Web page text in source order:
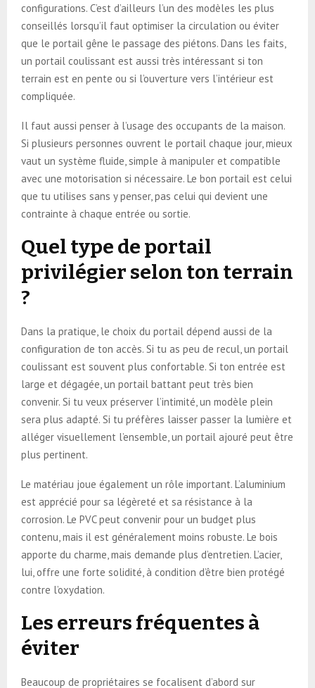
configurations. C’est d’ailleurs l’un des modèles les plus
conseillés lorsqu’il faut optimiser la circulation ou éviter
que le portail gêne le passage des piétons. Dans les faits,
un portail coulissant est aussi très intéressant si ton
terrain est en pente ou si l’ouverture vers l’intérieur est
compliquée.
Il faut aussi penser à l’usage des occupants de la maison.
Si plusieurs personnes ouvrent le portail chaque jour, mieux
vaut un système fluide, simple à manipuler et compatible
avec une motorisation si nécessaire. Le bon portail est celui
que tu utilises sans y penser, pas celui qui devient une
contrainte à chaque entrée ou sortie.
Quel type de portail
privilégier selon ton terrain
?
Dans la pratique, le choix du portail dépend aussi de la
configuration de ton accès. Si tu as peu de recul, un portail
coulissant est souvent plus confortable. Si ton entrée est
large et dégagée, un portail battant peut très bien
convenir. Si tu veux préserver l’intimité, un modèle plein
sera plus adapté. Si tu préfères laisser passer la lumière et
alléger visuellement l’ensemble, un portail ajouré peut être
plus pertinent.
Le matériau joue également un rôle important. L’aluminium
est apprécié pour sa légèreté et sa résistance à la
corrosion. Le PVC peut convenir pour un budget plus
contenu, mais il est généralement moins robuste. Le bois
apporte du charme, mais demande plus d’entretien. L’acier,
lui, offre une forte solidité, à condition d’être bien protégé
contre l’oxydation.
Les erreurs fréquentes à
éviter
Beaucoup de propriétaires se focalisent d’abord sur